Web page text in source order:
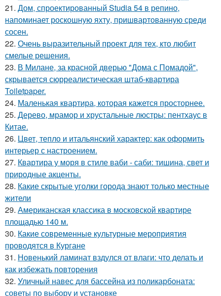
21. Дом, спроектированный Studia 54 в репино,
напоминает роскошную яхту, пришвартованную среди
сосен.
22. Очень выразительный проект для тех, кто любит
смелые решения.
23. В Милане, за красной дверью "Дома с Помадой",
скрывается сюрреалистическая штаб-квартира
Toiletpaper.
24. Маленькая квартира, которая кажется просторнее.
25. Дерево, мрамор и хрустальные люстры: пентхаус в
Китае.
26. Цвет, тепло и итальянский характер: как оформить
интерьер с настроением.
27. Квартира у моря в стиле ваби - саби: тишина, свет и
природные акценты.
28. Какие скрытые уголки города знают только местные
жители
29. Американская классика в московской квартире
площадью 140 м.
30. Какие современные культурные мероприятия
проводятся в Кургане
31. Новенький ламинат вздулся от влаги: что делать и
как избежать повторения
32. Уличный навес для бассейна из поликарбоната:
советы по выбору и установке